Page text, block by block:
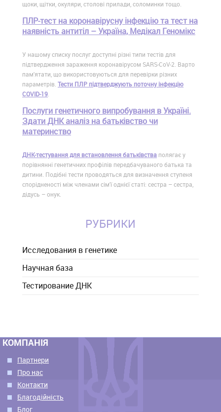
щоки, щітки, окуляри, столові прилади, соломинки тощо.
ПЛР-тест на коронавірусну інфекцію та тест на
наявність антитіл – Україна, Медікал Геномікс
У нашому списку послуг доступні різні типи тестів для
підтвердження зараження коронавірусом SARS-CoV-2. Варто
пам'ятати, що використовуються для перевірки різних
параметрів. Тести ПЛР підтверджують поточну інфекцію
COVID-19.
Послуги генетичного випробування в Україні.
Здати ДНК аналіз на батьківство чи
материнство
ДНК-тестування для встановлення батьківства полягає у
порівнянні генетичних профілів передбачуваного батька та
дитини. Подібні тести проводяться для визначення ступеня
спорідненості між членами сім'ї однієї статі: сестра – сестра,
дідусь – онук.
РУБРИКИ
Исследования в генетике
Научная база
Тестирование ДНК
КОМПАНІЯ
Партнери
Про нас
Контакти
Благодійність
Блог